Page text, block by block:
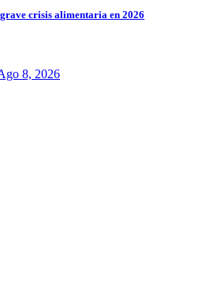
crisis alimentaria en 2026
8, 2026